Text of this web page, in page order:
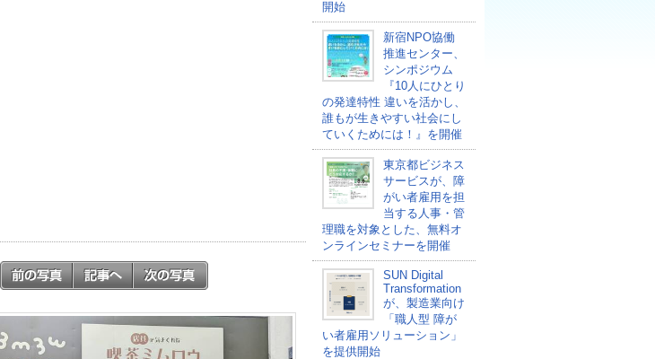
開始
新宿NPO協働
推進センター、
シンポジウム
『10人にひとり
の発達特性 違いを活かし、
誰もが生きやすい社会にし
ていくためには！』を開催
東京都ビジネス
サービスが、障
がい者雇用を担
当する人事・管
理職を対象とした、無料オ
ンラインセミナーを開催
SUN Digital
Transformation
が、製造業向け
「職人型 障が
い者雇用ソリューション」
を提供開始